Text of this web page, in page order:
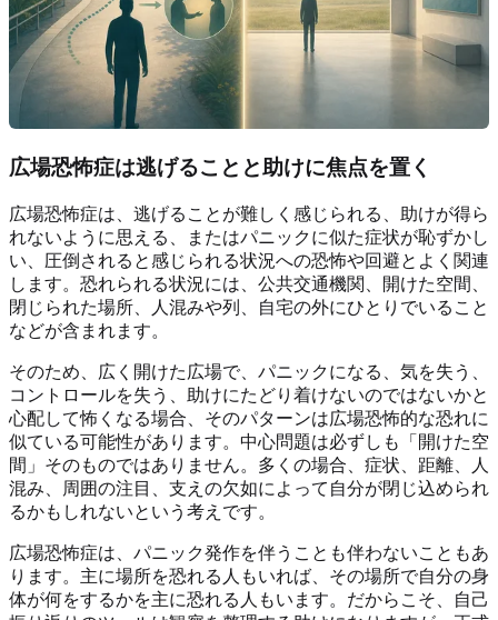
広場恐怖症は逃げることと助けに焦点を置く
広場恐怖症は、逃げることが難しく感じられる、助けが得ら
れないように思える、またはパニックに似た症状が恥ずかし
い、圧倒されると感じられる状況への恐怖や回避とよく関連
します。恐れられる状況には、公共交通機関、開けた空間、
閉じられた場所、人混みや列、自宅の外にひとりでいること
などが含まれます。
そのため、広く開けた広場で、パニックになる、気を失う、
コントロールを失う、助けにたどり着けないのではないかと
心配して怖くなる場合、そのパターンは広場恐怖的な恐れに
似ている可能性があります。中心問題は必ずしも「開けた空
間」そのものではありません。多くの場合、症状、距離、人
混み、周囲の注目、支えの欠如によって自分が閉じ込められ
るかもしれないという考えです。
広場恐怖症は、パニック発作を伴うことも伴わないこともあ
ります。主に場所を恐れる人もいれば、その場所で自分の身
体が何をするかを主に恐れる人もいます。だからこそ、自己